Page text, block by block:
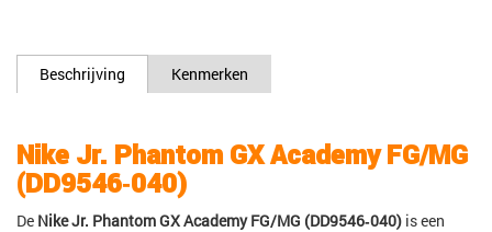
Beschrijving Kenmerken
Nike Jr. Phantom GX Academy FG/MG
(DD9546‑040)
De Nike Jr. Phantom GX AcademyFG/MG (DD9546‑040) is een